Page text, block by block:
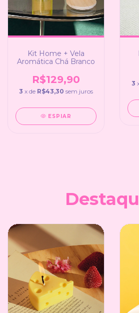
Kit Home + Vela
Aromática Chá Branco
R$129,90
3 x de R$43,30 sem juros
ESPIAR
3